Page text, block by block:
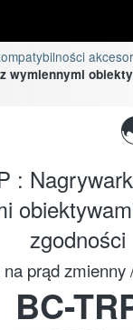
wymiennymi
:
zgodności
prąd zmienny
BC-